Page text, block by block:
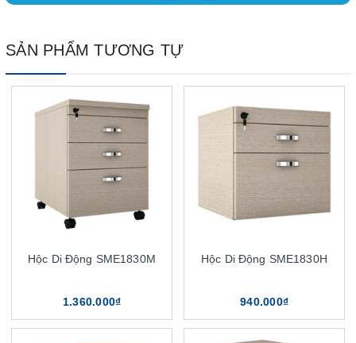
SẢN PHẨM TƯƠNG TỰ
Hộc Di Động SME1830M
1.360.000₫
Hộc Di Động SME1830H
940.000₫